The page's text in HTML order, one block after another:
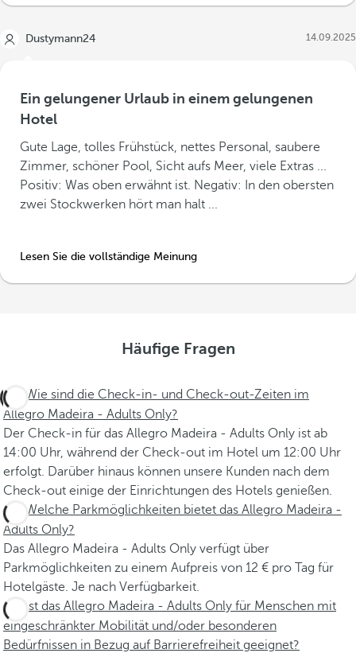
Dustymann24 14.09.2025
Ein gelungener Urlaub in einem gelungenen
Hotel
Gute Lage, tolles Frühstück, nettes Personal, saubere
Zimmer, schöner Pool, Sicht aufs Meer, viele Extras ...
Positiv: Was oben erwähnt ist. Negativ: In den obersten
zwei Stockwerken hört man halt ...
Lesen Sie die vollständige Meinung
Häufige Fragen
Wie sind die Check-in- und Check-out-Zeiten im
Allegro Madeira - Adults Only?
Der Check-in für das Allegro Madeira - Adults Only ist ab
14:00 Uhr, während der Check-out im Hotel um 12:00 Uhr
erfolgt. Darüber hinaus können unsere Kunden nach dem
Check-out einige der Einrichtungen des Hotels genießen.
Welche Parkmöglichkeiten bietet das Allegro Madeira -
Adults Only?
Das Allegro Madeira - Adults Only verfügt über
Parkmöglichkeiten zu einem Aufpreis von 12 € pro Tag für
Hotelgäste. Je nach Verfügbarkeit.
Ist das Allegro Madeira - Adults Only für Menschen mit
eingeschränkter Mobilität und/oder besonderen
Bedürfnissen in Bezug auf Barrierefreiheit geeignet?